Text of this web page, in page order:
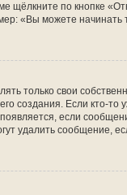
по кнопке
«Вы можете
только свои
создания. Если кто-
если
удалить сообщение,